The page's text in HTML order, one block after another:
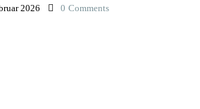
2026 0 Comments